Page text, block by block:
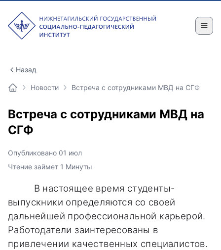
Назад
Новости Встреча с сотрудниками МВД на СГФ
Встреча с сотрудниками МВД на
СГФ
Опубликовано 01 июл
Чтение займет 1 Минуты
В настоящее время студенты-
выпускники определяются со своей
дальнейшей профессиональной карьерой.
Работодатели заинтересованы в
привлечении качественных специалистов.